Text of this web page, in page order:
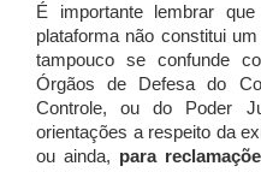
É importante lembrar
plataforma não constitui
tampouco se confunde
Órgãos de Defesa do
Controle, ou do Poder
orientações a respeito da
ou ainda, para